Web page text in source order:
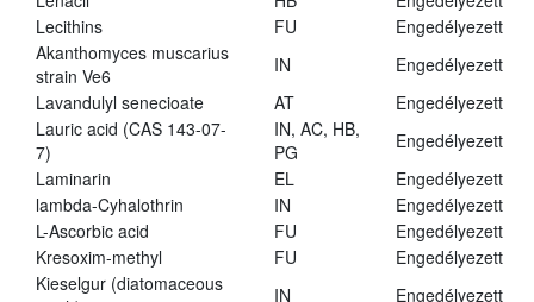
Lecithins
FU
Engedélyezett
Akanthomyces muscarius
strain Ve6
IN
Engedélyezett
Lavandulyl senecioate
AT
Engedélyezett
Lauric acid (CAS 143-07-
7)
IN, AC, HB,
PG
Engedélyezett
Laminarin
EL
Engedélyezett
lambda-Cyhalothrin
IN
Engedélyezett
L-Ascorbic acid
FU
Engedélyezett
Kresoxim-methyl
FU
Engedélyezett
Kieselgur (diatomaceous
IN
Engedélyezett